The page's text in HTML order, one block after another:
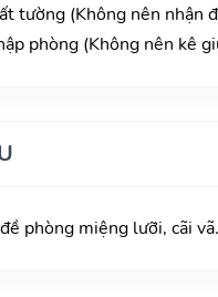
tường (Không nên nhận
phòng (Không nên kê
phòng miệng lưỡi, cãi vã.